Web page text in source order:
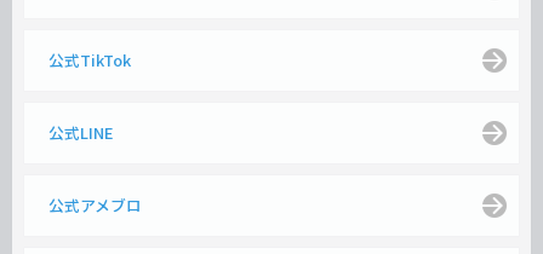
公式TikTok
公式LINE
公式アメブロ